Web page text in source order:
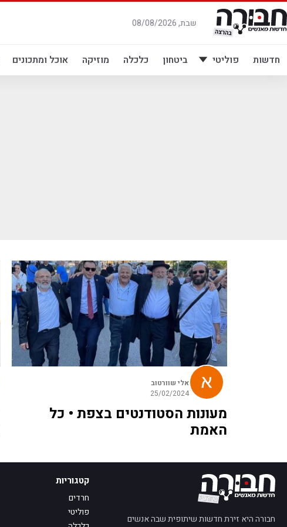
דלג
לתוכן
שבת, 08/08/2026
חדשות פוליטי ביטחון כלכלה מוזיקה אוכל ומתכונים
אלי שוורטוב
25/02/2024
מעונות הסטודנטים בצפת • כל
האמת
חבורה היא זירת חדשות שיתופית שבה אנשים
קטגוריות
חרדים
פוליטי